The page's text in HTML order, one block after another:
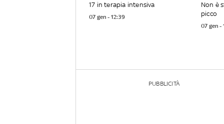
17 in terapia intensiva
07 gen - 12:39
Non è
picco
07 gen -
PUBBLICITÀ